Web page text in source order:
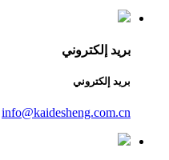
بريد إلكتروني
بريد إلكتروني
info@kaidesheng.com.cn